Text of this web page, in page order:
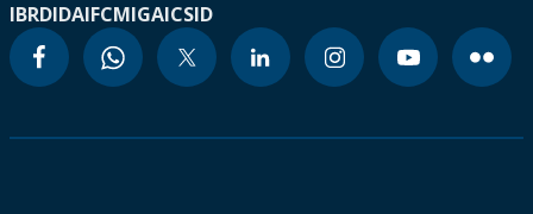
IBRDIDAIFCMIGAICSID